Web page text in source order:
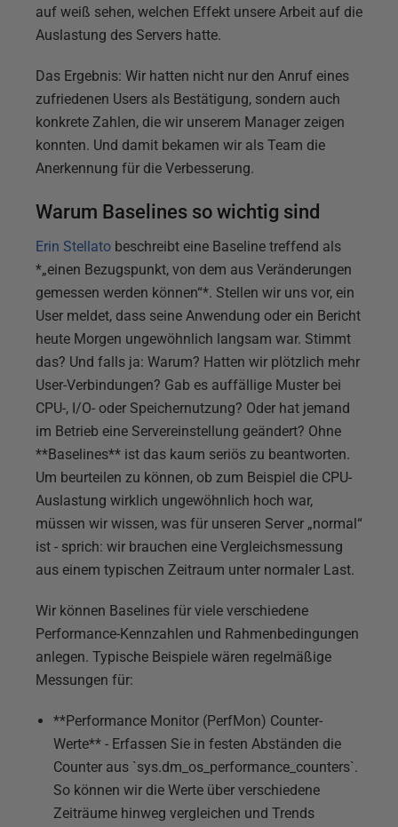
auf weiß sehen, welchen Effekt unsere Arbeit auf die
Auslastung des Servers hatte.
Das Ergebnis: Wir hatten nicht nur den Anruf eines
zufriedenen Users als Bestätigung, sondern auch
konkrete Zahlen, die wir unserem Manager zeigen
konnten. Und damit bekamen wir als Team die
Anerkennung für die Verbesserung.
Warum Baselines so wichtig sind
Erin Stellato beschreibt eine Baseline treffend als
*„einen Bezugspunkt, von dem aus Veränderungen
gemessen werden können“*. Stellen wir uns vor, ein
User meldet, dass seine Anwendung oder ein Bericht
heute Morgen ungewöhnlich langsam war. Stimmt
das? Und falls ja: Warum? Hatten wir plötzlich mehr
User-Verbindungen? Gab es auffällige Muster bei
CPU-, I/O- oder Speichernutzung? Oder hat jemand
im Betrieb eine Servereinstellung geändert? Ohne
**Baselines** ist das kaum seriös zu beantworten.
Um beurteilen zu können, ob zum Beispiel die CPU-
Auslastung wirklich ungewöhnlich hoch war,
müssen wir wissen, was für unseren Server „normal“
ist - sprich: wir brauchen eine Vergleichsmessung
aus einem typischen Zeitraum unter normaler Last.
Wir können Baselines für viele verschiedene
Performance-Kennzahlen und Rahmenbedingungen
anlegen. Typische Beispiele wären regelmäßige
Messungen für:
**Performance Monitor (PerfMon) Counter-
Werte** - Erfassen Sie in festen Abständen die
Counter aus `sys.dm_os_performance_counters`.
So können wir die Werte über verschiedene
Zeiträume hinweg vergleichen und Trends